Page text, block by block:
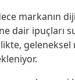
markanın
dair ipuçları
geleneksel